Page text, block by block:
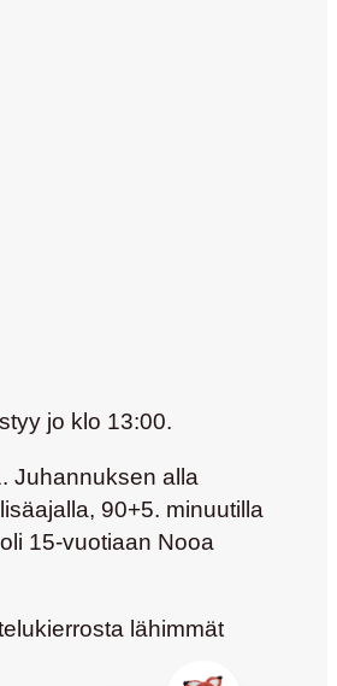
jo klo 13:00.
Juhannuksen alla
90+5. minuutilla
15-vuotiaan Nooa
lähimmät